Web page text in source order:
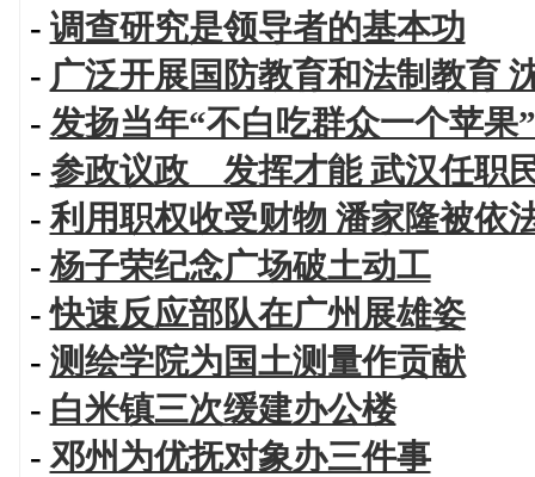
- 调查研究是领导者的基本功
- 广泛开展国防教育和法制教育
- 发扬当年“不白吃群众一个苹
- 参政议政 发挥才能 武汉任职
-利用职权收受财物 潘家隆被依
-杨子荣纪念广场破土动工
-快速反应部队在广州展雄姿
- 测绘学院为国土测量作贡献
- 白米镇三次缓建办公楼
-邓州为优抚对象办三件事